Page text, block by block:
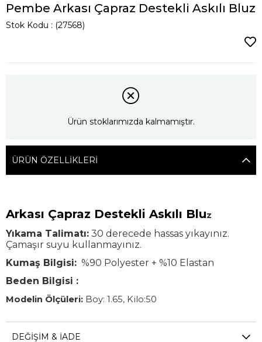
Pembe Arkası Çapraz Destekli Askılı Bluz
Stok Kodu (27568)
Ürün stoklarımızda kalmamıştır.
ÜRÜN ÖZELLIKLERI
Arkası Çapraz Destekli Askılı Bluz
Yıkama Talimatı: 30 derecede hassas yıkayınız.
Çamaşır suyu kullanmayınız.
Kumaş Bilgisi: %90 Polyester + %10 Elastan
Beden Bilgisi :
Modelin Ölçüleri: Boy: 1.65, Kilo:50
Modelin üzerindeki ürünS/36bedendir.
DEĞIŞIM & İADE